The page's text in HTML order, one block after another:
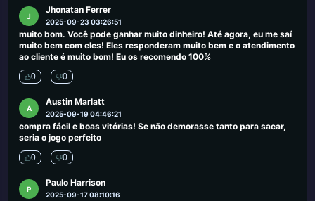
J
Jhonatan Ferrer
2025-09-23 03:26:51
muito bom. Você pode ganhar muito dinheiro! Até agora, eu me saí
muito bem com eles! Eles responderam muito bem e o atendimento
ao cliente é muito bom! Eu os recomendo 100%
0 0
A
Austin Marlatt
2025-09-19 04:46:21
compra fácil e boas vitórias! Se não demorasse tanto para sacar,
seria o jogo perfeito
0 0
P
Paulo Harrison
2025-09-17 08:10:16